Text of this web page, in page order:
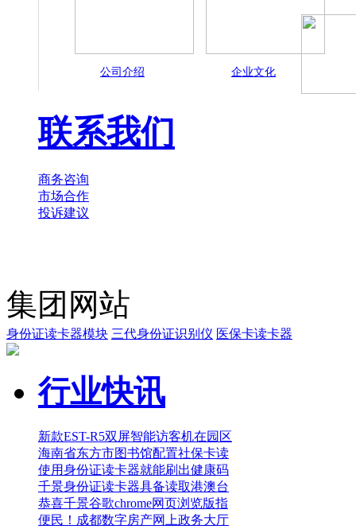
公司介绍 企业文化
联系我们
商务咨询
市场合作
投诉建议
集团网站
身份证读卡器模块 三代身份证识别仪 医保卡读卡器
行业快讯
新款EST-R5双屏智能访客机在园区
海南省东方市图书馆配置社保卡读
使用身份证读卡器就能刷出健康码
千景身份证读卡器具备读取港澳台
恭喜千景谷歌chrome网页浏览版指
便民！成都数字房产网上政务大厅